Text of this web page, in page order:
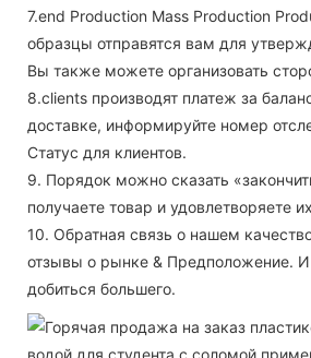
7.end Production Mass Production
образцы отправятся вам для
Вы также можете организовать
8.clients производят платеж за
доставке, информируйте номер
Статус для клиентов.
9. Порядок можно сказать
получаете товар и удовлетворяете
10. Обратная связь о нашем
отзывы о рынке & Предположение.
добиться большего.